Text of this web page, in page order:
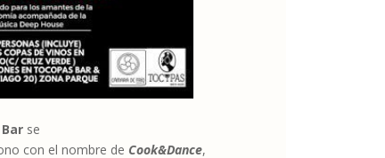
se
con el nombre de Cook&Dance,